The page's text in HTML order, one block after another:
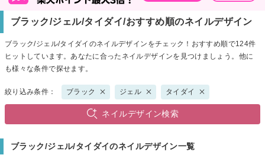
ブラック/ジェル/タイダイ/おすすめ順のネイルデザイン
ブラック/ジェル/タイダイのネイルデザインをチェック！おすすめ順で124件
ヒットしています。あなたに合ったネイルデザインを見つけましょう。他に
も様々な条件で探せます。
絞り込み条件： ブラック ジェル タイダイ
ネイルデザイン検索
ブラック/ジェル/タイダイのネイルデザイン一覧